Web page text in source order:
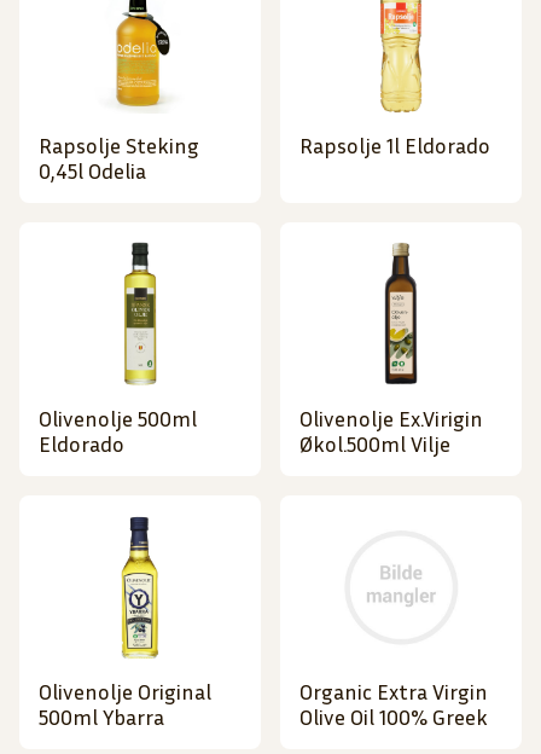
Rapsolje Steking
0,45l Odelia
Rapsolje 1l Eldorado
Olivenolje 500ml
Eldorado
Olivenolje Ex.Virigin
Økol.500ml Vilje
Olivenolje Original
500ml Ybarra
Organic Extra Virgin
Olive Oil 100% Greek